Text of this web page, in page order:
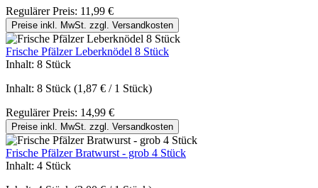
Regulärer Preis: 11,99 €
Preise inkl. MwSt. zzgl. Versandkosten
Frische Pfälzer Leberknödel 8 Stück
Inhalt: 8 Stück
Inhalt: 8 Stück (1,87 € / 1 Stück)
Regulärer Preis: 14,99 €
Preise inkl. MwSt. zzgl. Versandkosten
Frische Pfälzer Bratwurst - grob 4 Stück
Inhalt: 4 Stück